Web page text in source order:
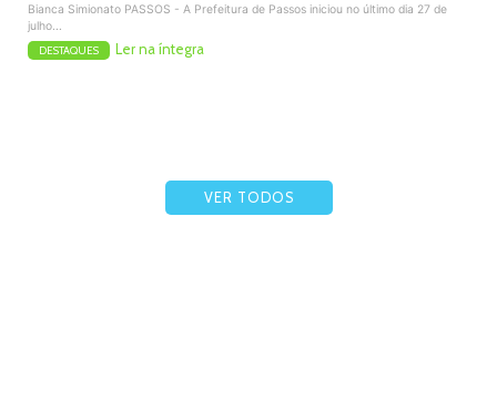
Bianca Simionato PASSOS - A Prefeitura de Passos iniciou no último dia 27 de
julho...
DESTAQUES Ler na íntegra
VER TODOS